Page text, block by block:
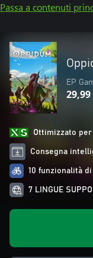
Passa a contenuti
EP
29,99
Ottimizzato per
Consegna
10 funzionalità
7 LINGUE